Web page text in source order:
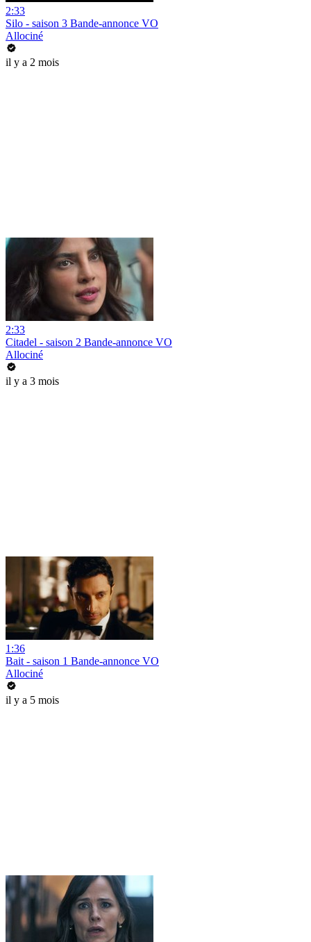
2:33
Silo - saison 3 Bande-annonce VO
Allociné
il y a 2 mois
2:33
Citadel - saison 2 Bande-annonce VO
Allociné
il y a 3 mois
1:36
Bait - saison 1 Bande-annonce VO
Allociné
il y a 5 mois